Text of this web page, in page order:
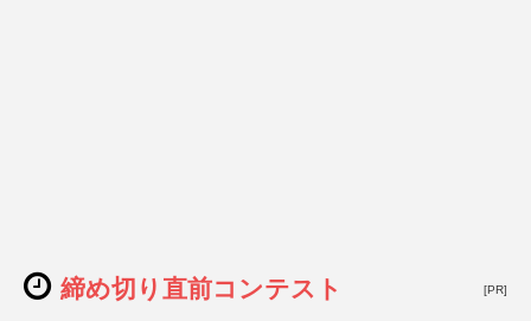
締め切り直前コンテスト [PR]